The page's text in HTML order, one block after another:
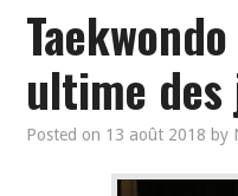
ultime des
Posted on 13 août 2018 by